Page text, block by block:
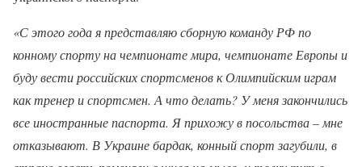
«С этого года я представляю сборную команду РФ по
конному спорту на чемпионате мира, чемпионате Европы и
буду вести российских спортсменов к Олимпийским играм
как тренер и спортсмен. А что делать? У меня закончились
все иностранные паспорта. Я прихожу в посольства – мне
отказывают. В Украине бардак, конный спорт загубили, в